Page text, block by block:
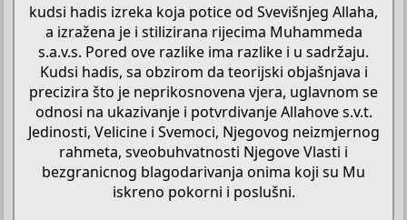
kudsi hadis izreka koja potice od Svevišnjeg Allaha,
a izražena je i stilizirana rijecima Muhammeda
s.a.v.s. Pored ove razlike ima razlike i u sadržaju.
Kudsi hadis, sa obzirom da teorijski objašnjava i
precizira što je neprikosnovena vjera, uglavnom se
odnosi na ukazivanje i potvrdivanje Allahove s.v.t.
Jedinosti, Velicine i Svemoci, Njegovog neizmjernog
rahmeta, sveobuhvatnosti Njegove Vlasti i
bezgranicnog blagodarivanja onima koji su Mu
iskreno pokorni i poslušni.